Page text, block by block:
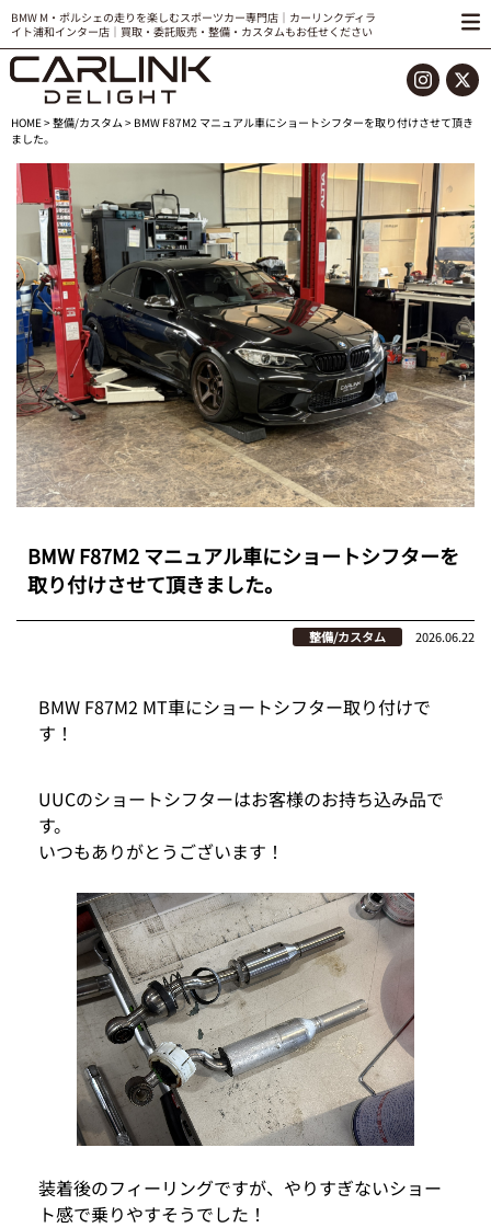
BMW M・ポルシェの走りを楽しむスポーツカー専門店｜カーリンクディラ
イト浦和インター店｜買取・委託販売・整備・カスタムもお任せください
HOME>整備/カスタム> BMW F87M2 マニュアル車にショートシフターを取り付けさせて頂き
ました。
BMW F87M2 マニュアル車にショートシフターを
取り付けさせて頂きました。
整備/カスタム 2026.06.22
BMW F87M2 MT車にショートシフター取り付けで
す！
UUCのショートシフターはお客様のお持ち込み品で
す。
いつもありがとうございます！
装着後のフィーリングですが、やりすぎないショー
ト感で乗りやすそうでした！